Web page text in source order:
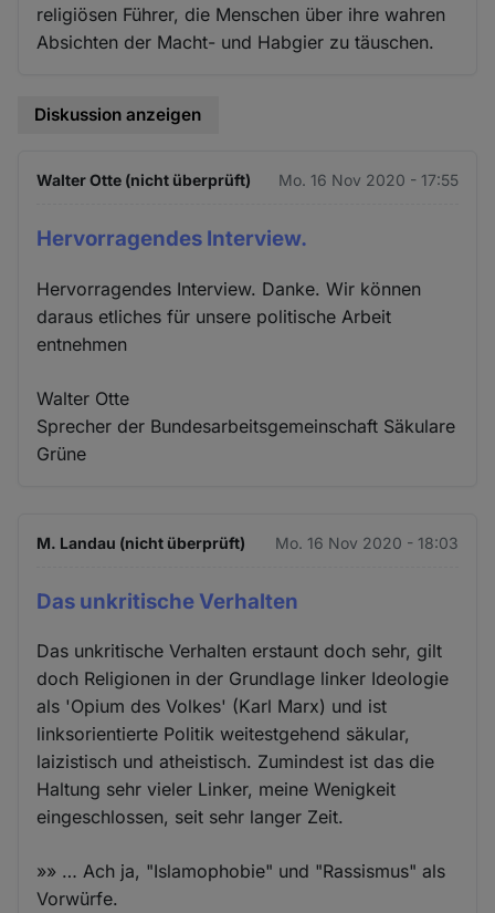
religiösen Führer, die Menschen über ihre wahren
Absichten der Macht- und Habgier zu täuschen.
Diskussion anzeigen
Walter Otte (nicht überprüft) Mo. 16 Nov 2020 - 17:55
Hervorragendes Interview.
Hervorragendes Interview. Danke. Wir können
daraus etliches für unsere politische Arbeit
entnehmen
Walter Otte
Sprecher der Bundesarbeitsgemeinschaft Säkulare
Grüne
M. Landau (nicht überprüft) Mo. 16 Nov 2020 - 18:03
Das unkritische Verhalten
Das unkritische Verhalten erstaunt doch sehr, gilt
doch Religionen in der Grundlage linker Ideologie
als 'Opium des Volkes' (Karl Marx) und ist
linksorientierte Politik weitestgehend säkular,
laizistisch und atheistisch. Zumindest ist das die
Haltung sehr vieler Linker, meine Wenigkeit
eingeschlossen, seit sehr langer Zeit.
»» … Ach ja, "Islamophobie" und "Rassismus" als
Vorwürfe.